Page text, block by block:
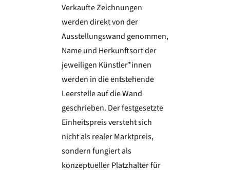
Verkaufte Zeichnungen
werden direkt von der
Ausstellungswand genommen,
Name und Herkunftsort der
jeweiligen Künstler*innen
werden in die entstehende
Leerstelle auf die Wand
geschrieben. Der festgesetzte
Einheitspreis versteht sich
nicht als realer Marktpreis,
sondern fungiert als
konzeptueller Platzhalter für